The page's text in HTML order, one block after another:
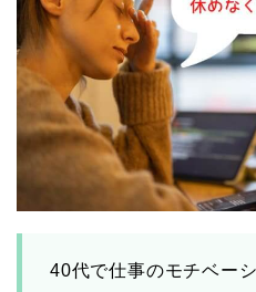
40代で仕事のモチベー